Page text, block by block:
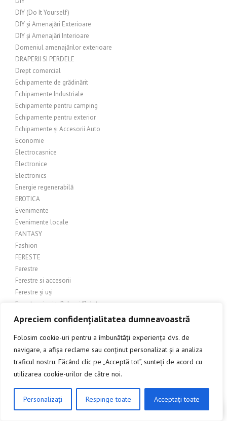
Apreciem confidențialitatea dumneavoastră
Folosim cookie-uri pentru a îmbunătăți experiența dvs. de
navigare, a afișa reclame sau conținut personalizat și a analiza
traficul nostru. Făcând clic pe „Acceptă tot”, sunteți de acord cu
utilizarea cookie-urilor de către noi.
Personalizați Respinge toate Acceptați toate
DIY (Do It Yourself)
DIY și Amenajări Exterioare
DIY și Amenajări Interioare
Domeniul amenajărilor exterioare
DRAPERII SI PERDELE
Drept comercial
Echipamente de grădinărit
Echipamente Industriale
Echipamente pentru camping
Echipamente pentru exterior
Echipamente și Accesorii Auto
Economie
Electrocasnice
Electronice
Electronics
Energie regenerabilă
EROTICA
Evenimente
Evenimente locale
FANTASY
Fashion
FERESTE
Ferestre
Ferestre si accesorii
Ferestre și uși
Ferestre si usi > Rulouri/Rolete
Ferestre și uși glisante
Ferestre și uși termoizolate (termopane)
FERESTRE SI USI TERMOPAN
FERESTRE SI USI TERMOPANE
Ferestre termopan
Ferestre termopane
Ferestre, Uși, Tâmplărie
FERONERIE
CLICK AICI PENTRU A DISCUTA